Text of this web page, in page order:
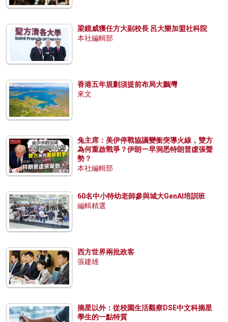
梁鏡威獲任方大副校長 呂大樂加盟社科院
本社編輯部
香港五年規劃須提前布局大鵬灣
來文
兔主席：美伊停戰協議變衝突導火線，雙方
為何重啟戰爭？伊朗一早洞悉特朗普虛張聲
勢？
本社編輯部
60名中小特幼老師參與城大GenAI培訓班
編輯精選
西方世界兩批政客
張建雄
摘星以外：從校園生活觀察DSE中文科摘星
學生的一點特質